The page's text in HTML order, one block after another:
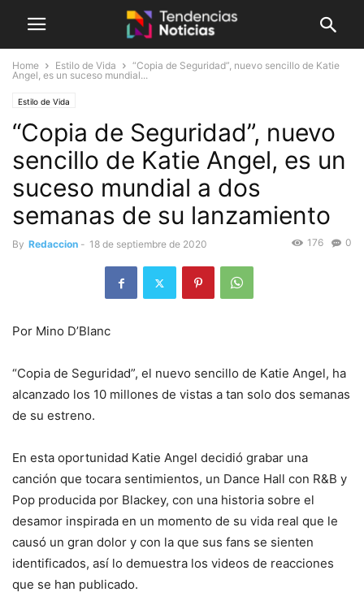
Home Estilo de Vida
“Copia de Seguridad”, nuevo sencillo de Katie
Angel, es un suceso mundial...
Estilo de Vida
“Copia de Seguridad”, nuevo
sencillo de Katie Angel, es un
suceso mundial a dos
semanas de su lanzamiento
By Redaccion - 18 de septiembre de 2020 0
176
Por Mino D’Blanc
“Copia de Seguridad”, el nuevo sencillo de Katie Angel, ha
alcanzado los 10 millones de vistas a tan solo dos semanas
de su estreno.
En esta oportunidad Katie Angel decidió grabar una
canción que tocara sentimientos, un Dance Hall con R&B y
Pop producida por Blackey, con una historia sobre el
desamor inspirada en un momento de su vida real que le
causó un gran dolor y con la que sus fans se sienten
identificados, así lo demuestra los videos de reacciones
que se han publicado.